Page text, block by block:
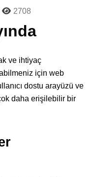
2708
ve ihtiyaç
için web
dostu arayüzü ve
daha erişilebilir bir